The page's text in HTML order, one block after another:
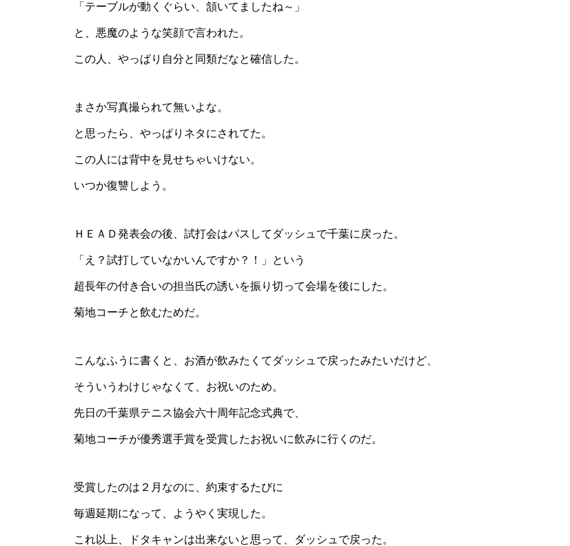
「テーブルが動くぐらい、頷いてましたね～」
と、悪魔のような笑顔で言われた。
この人、やっぱり自分と同類だなと確信した。
まさか写真撮られて無いよな。
と思ったら、 やっぱりネタにされてた 。
この人には背中を見せちゃいけない。
いつか復讐しよう。
ＨＥＡＤ発表会の後、試打会はパスしてダッシュで千葉に戻った。
「え？試打していなかいんですか？！」という
超長年の付き合いの担当氏の誘いを振り切って会場を後にした。
菊地コーチと飲むためだ。
こんなふうに書くと、お酒が飲みたくてダッシュで戻ったみたいだけど、
そういうわけじゃなくて、お祝いのため。
先日の千葉県テニス協会六十周年記念式典で、
菊地コーチが優秀選手賞を受賞したお祝いに飲みに行くのだ。
受賞したのは２月なのに、約束するたびに
毎週延期になって、ようやく実現した。
これ以上、ドタキャンは出来ないと思って、ダッシュで戻った。